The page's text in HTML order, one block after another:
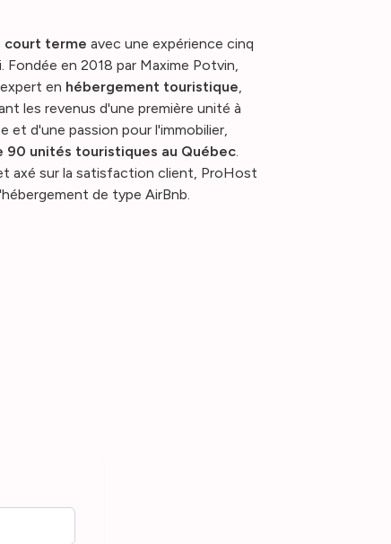
court terme avec une expérience cinq
en 2018 par Maxime Potvin,
en hébergement touristique,
les revenus d'une première unité à
et d'une passion pour l'immobilier,
90 unités touristiques au Québec.
axé sur la satisfaction client, ProHost
de type AirBnb.